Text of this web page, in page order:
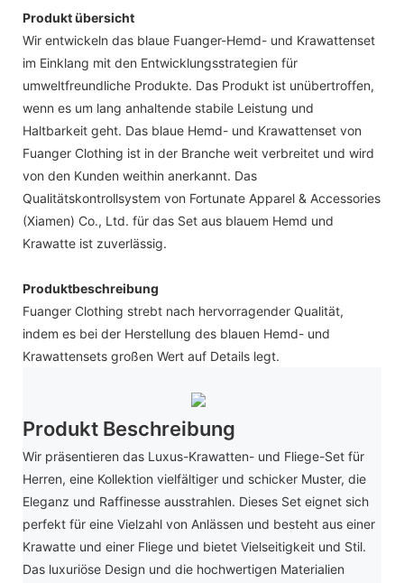
Produkt übersicht
Wir entwickeln das blaue Fuanger-Hemd- und Krawattenset
im Einklang mit den Entwicklungsstrategien für
umweltfreundliche Produkte. Das Produkt ist unübertroffen,
wenn es um lang anhaltende stabile Leistung und
Haltbarkeit geht. Das blaue Hemd- und Krawattenset von
Fuanger Clothing ist in der Branche weit verbreitet und wird
von den Kunden weithin anerkannt. Das
Qualitätskontrollsystem von Fortunate Apparel & Accessories
(Xiamen) Co., Ltd. für das Set aus blauem Hemd und
Krawatte ist zuverlässig.
Produktbeschreibung
Fuanger Clothing strebt nach hervorragender Qualität,
indem es bei der Herstellung des blauen Hemd- und
Krawattensets großen Wert auf Details legt.
Produkt Beschreibung
Wir präsentieren das Luxus-Krawatten- und Fliege-Set für
Herren, eine Kollektion vielfältiger und schicker Muster, die
Eleganz und Raffinesse ausstrahlen. Dieses Set eignet sich
perfekt für eine Vielzahl von Anlässen und besteht aus einer
Krawatte und einer Fliege und bietet Vielseitigkeit und Stil.
Das luxuriöse Design und die hochwertigen Materialien